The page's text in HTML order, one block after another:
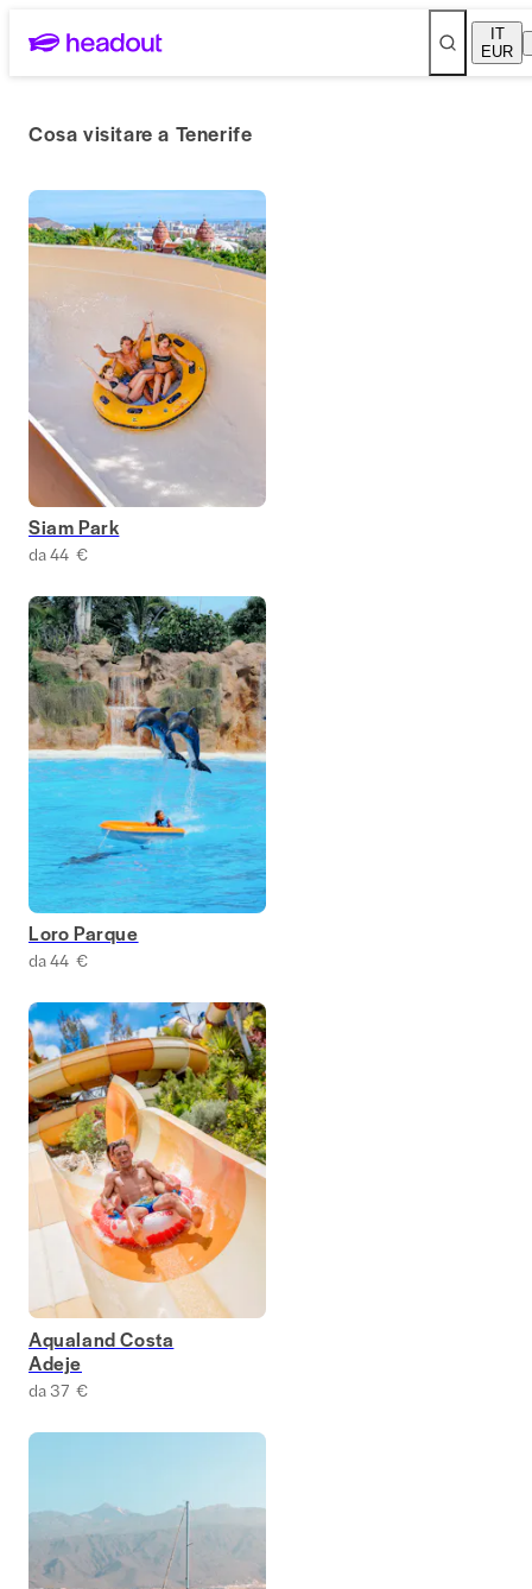
IT
EUR
Cosa visitare a Tenerife
Siam Park
da 44 €
Loro Parque
da 44 €
Aqualand Costa
Adeje
da 37 €